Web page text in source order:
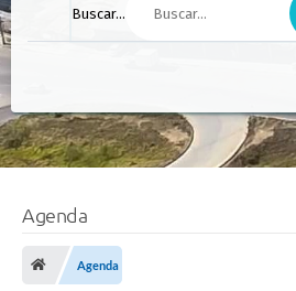
Buscar...
Agenda
Agenda